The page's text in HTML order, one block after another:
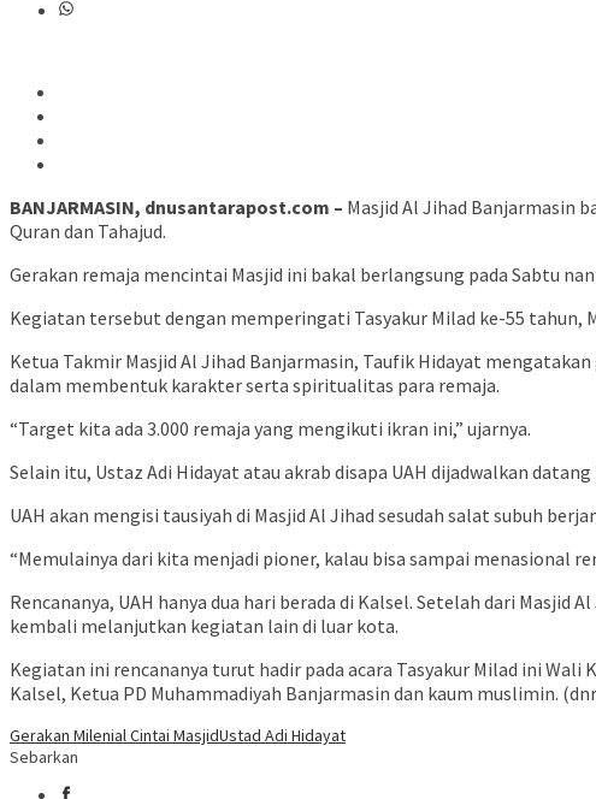
BANJARMASIN, dnusantarapost.com – Masjid Al Jihad Banjarmasin
Quran dan Tahajud.
Gerakan remaja mencintai Masjid ini bakal berlangsung pada Sabtu
Kegiatan tersebut dengan memperingati Tasyakur Milad ke-55 tahun,
Ketua Takmir Masjid Al Jihad Banjarmasin, Taufik Hidayat
dalam membentuk karakter serta spiritualitas para remaja.
“Target kita ada 3.000 remaja yang mengikuti ikran ini,” ujarnya.
Selain itu, Ustaz Adi Hidayat atau akrab disapa UAH dijadwalkan
UAH akan mengisi tausiyah di Masjid Al Jihad sesudah salat subuh
“Memulainya dari kita menjadi pioner, kalau bisa sampai menasional
Rencananya, UAH hanya dua hari berada di Kalsel. Setelah dari
kembali melanjutkan kegiatan lain di luar kota.
Kegiatan ini rencananya turut hadir pada acara Tasyakur Milad ini
Kalsel, Ketua PD Muhammadiyah Banjarmasin dan kaum muslimin.
Gerakan Milenial Cintai MasjidUstad Adi Hidayat
Sebarkan